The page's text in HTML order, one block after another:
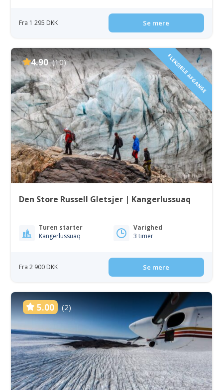
Fra 1 295 DKK Se mere
4.90 (10) FLEKSIBLE AFGANGE
Den Store Russell Gletsjer | Kangerlussuaq
Turen starter
Kangerlussuaq
Varighed
3 timer
Fra 2 900 DKK Se mere
5.00 (2)